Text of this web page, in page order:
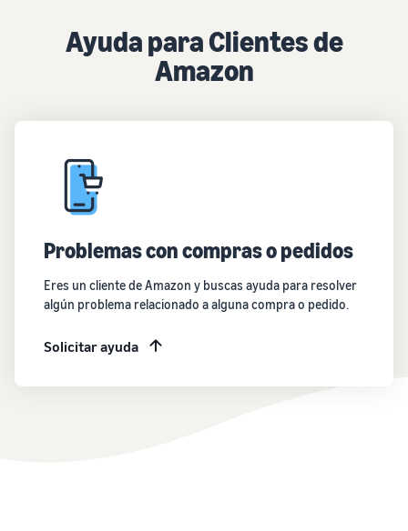
Ayuda para Clientes de
Amazon
Problemas con compras o pedidos
Eres un cliente de Amazon y buscas ayuda para resolver
algún problema relacionado a alguna compra o pedido.
Solicitar ayuda